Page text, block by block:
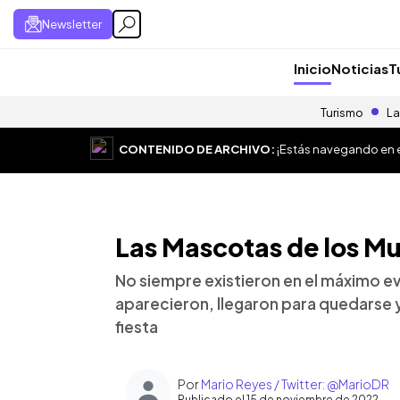
Newsletter
InicioNoticias
Turismo
CONTENIDO DE ARCHIVO:¡Estás navegando en
Las Mascotas de los
No siempre existieron en el máximo
aparecieron, llegaron para quedarse
fiesta
PorMario Reyes / Twitter: @MarioDR